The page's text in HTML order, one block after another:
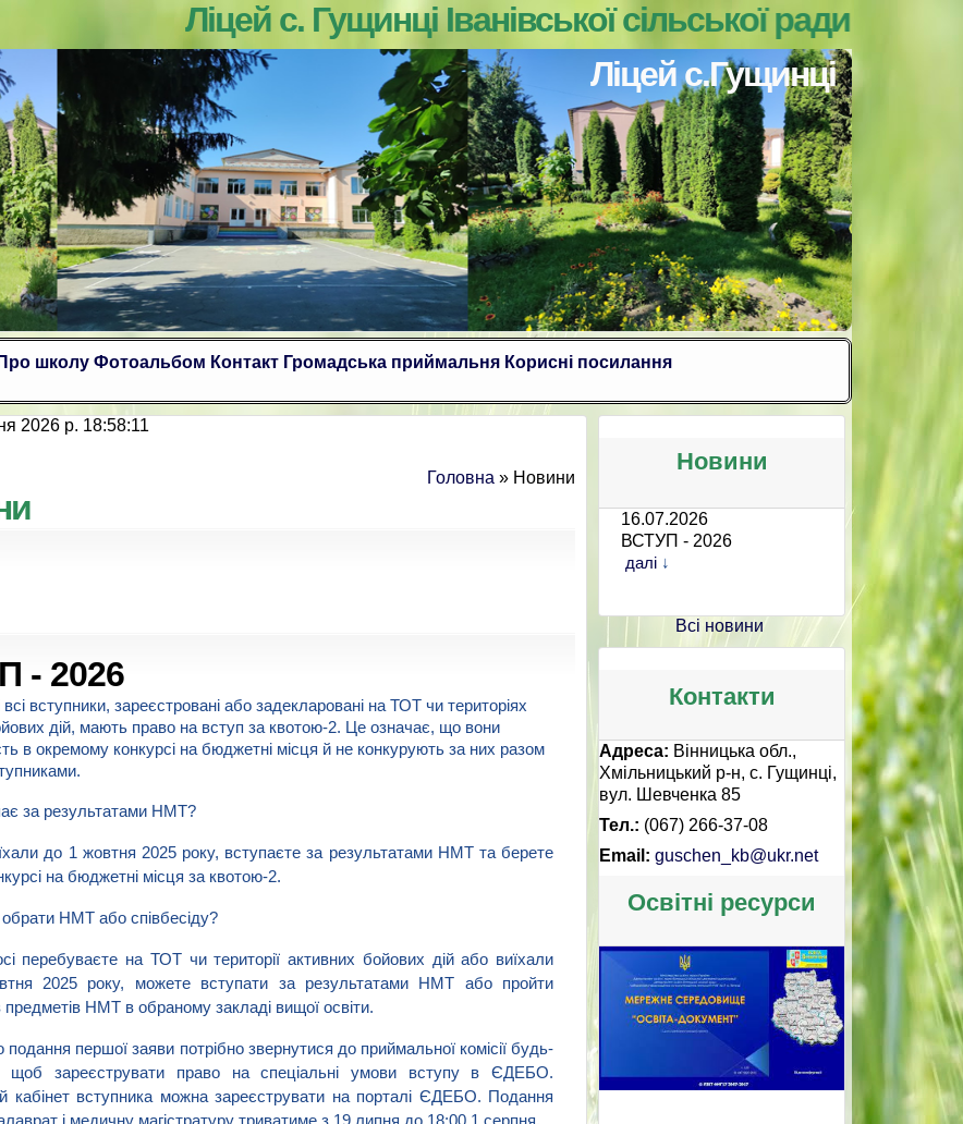
Ліцей с. Гущинці Іванівської сільської ради
Ліцей с.Гущинці
Про школу Фотоальбом Контакт Громадська приймальня Корисні посилання
2026 р. 18:58:12
Головна » Новини
- 2026
вступники, зареєстровані або задекларовані на ТОТ чи територіях
дій, мають право на вступ за квотою-2. Це означає, що вони
в окремому конкурсі на бюджетні місця й не конкурують за них разом
за результатами НМТ?
до 1 жовтня 2025 року, вступаєте за результатами НМТ та берете
на бюджетні місця за квотою-2.
НМТ або співбесіду?
перебуваєте на ТОТ чи території активних бойових дій або виїхали
2025 року, можете вступати за результатами НМТ або пройти
предметів НМТ в обраному закладі вищої освіти.
першої заяви потрібно звернутися до приймальної комісії будь-
щоб зареєструвати право на спеціальні умови вступу в ЄДЕБО.
кабінет вступника можна зареєструвати на порталі ЄДЕБО. Подання
Новини
16.07.2026
ВСТУП - 2026
далі ↓
Всі новини
Контакти
Адреса: Вінницька обл.,
Хмільницький р-н, с. Гущинці,
вул. Шевченка 85
Тел.: (067) 266-37-08
Email: guschen_kb@ukr.net
Освітні ресурси